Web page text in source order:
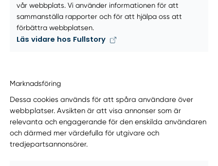
vår webbplats. Vi använder informationen för att
sammanställa rapporter och för att hjälpa oss att
förbättra webbplatsen.
Läs vidare hos Fullstory
Marknadsföring
Dessa cookies används för att spåra användare över
webbplatser. Avsikten är att visa annonser som är
relevanta och engagerande för den enskilda användaren
och därmed mer värdefulla för utgivare och
tredjepartsannonsörer.